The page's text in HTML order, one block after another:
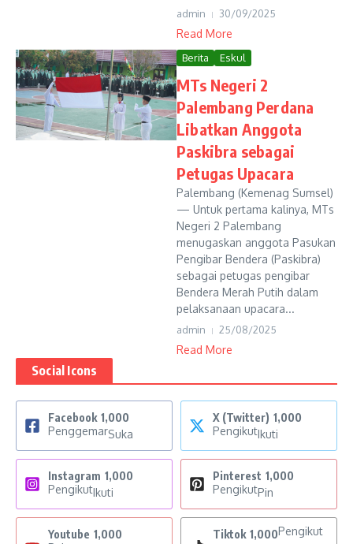
admin 30/09/2025
Read More
Berita Eskul
MTs Negeri 2
Palembang Perdana
Libatkan Anggota
Paskibra sebagai
Petugas Upacara
Palembang (Kemenag Sumsel)
— Untuk pertama kalinya, MTs
Negeri 2 Palembang
menugaskan anggota Pasukan
Pengibar Bendera (Paskibra)
sebagai petugas pengibar
Bendera Merah Putih dalam
pelaksanaan upacara...
admin 25/08/2025
Read More
Social Icons
Facebook 1,000
PenggemarSuka
X (Twitter) 1,000
PengikutIkuti
Instagram 1,000
PengikutIkuti
Pinterest 1,000
PengikutPin
Youtube 1,000
Tiktok 1,000Pengikut